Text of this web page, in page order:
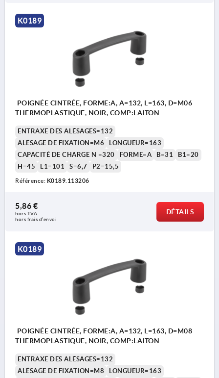
K0189
POIGNÉE CINTRÉE, FORME:A, A=132, L=163, D=M06
THERMOPLASTIQUE, NOIR, COMP:LAITON
ENTRAXE DES ALÉSAGES=132
ALÉSAGE DE FIXATION=M6
LONGUEUR=163
CAPACITÉ DE CHARGE N =320
FORME=A B=31
B1=20
H=45
L1=101 S=6,7 P2=15,5
Référence: K0189.113206
5,86 €
hors TVA
hors frais d’envoi
DÉTAILS
K0189
POIGNÉE CINTRÉE, FORME:A, A=132, L=163, D=M08
THERMOPLASTIQUE, NOIR, COMP:LAITON
ENTRAXE DES ALÉSAGES=132
ALÉSAGE DE FIXATION=M8
LONGUEUR=163